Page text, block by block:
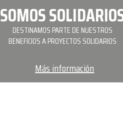
SOMOS
DESTINAMOS PARTE DE NUESTROS
BENEFICIOS A PROYECTOS SOLIDARIOS
Más información